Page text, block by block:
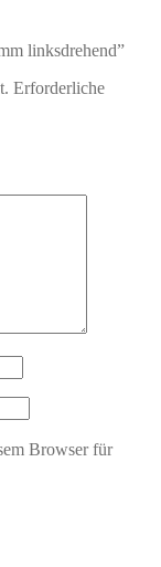
linksdrehend”
Erforderliche
Browser für